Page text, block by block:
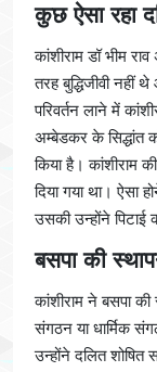
कुछ ऐसा रहा
कांशीराम डॉ भीम
तरह बुद्धिजीवी
परिवर्तन लाने में
अम्बेडकर के सिद्धांत
किया है। कांशीराम
दिया गया था। ऐसा
उसकी उन्होंने पिटाई
बसपा की
कांशीराम ने बसपा
संगठन या धार्मिक
उन्होंने दलित शोषित